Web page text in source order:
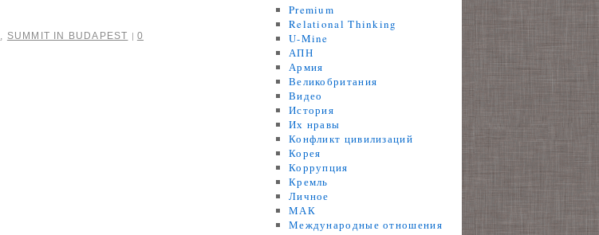
, SUMMIT IN BUDAPEST | 0
Premium
Relational Thinking
U-Mine
АПН
Армия
Великобритания
Видео
История
Их нравы
Конфликт цивилизаций
Корея
Коррупция
Кремль
Личное
МАК
Международные отношения